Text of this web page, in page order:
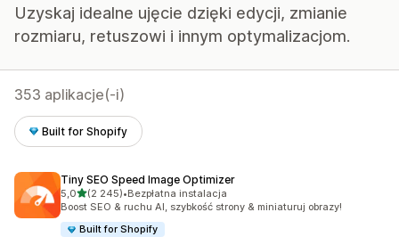
Uzyskaj idealne ujęcie dzięki edycji, zmianie
rozmiaru, retuszowi i innym optymalizacjom.
353 aplikacje(-i)
Built for Shopify
Tiny SEO Speed Image Optimizer
5,0na 5 gwiazdek
(2 245)
Łączna liczba recenzji: 2245
•Bezpłatna instalacja
Boost SEO & ruchu AI, szybkość strony & miniaturuj obrazy!
Built for Shopify